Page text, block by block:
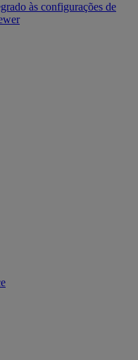
às configurações de